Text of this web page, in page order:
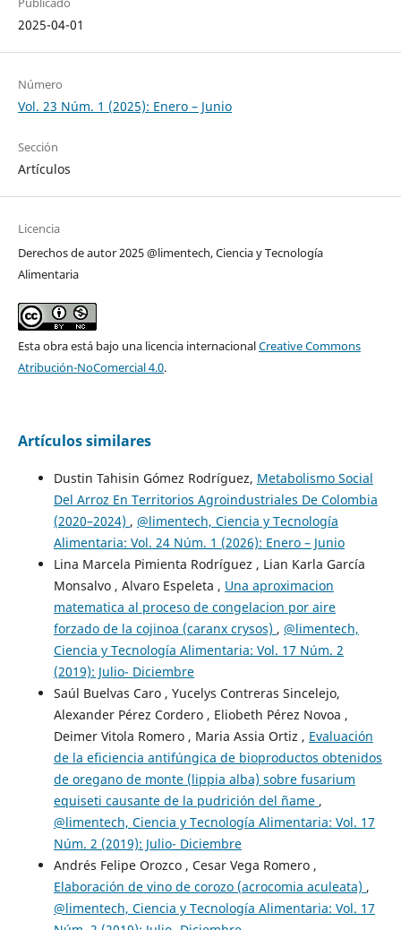
2025-04-01
Número
Vol. 23 Núm. 1 (2025): Enero – Junio
Sección
Artículos
Licencia
Derechos de autor 2025 @limentech, Ciencia y Tecnología
Alimentaria
Esta obra está bajo una licencia internacionalCreative Commons
Atribución-NoComercial 4.0.
Artículos similares
Dustin Tahisin Gómez Rodríguez, Metabolismo Social
Del Arroz En Territorios Agroindustriales De Colombia
(2020–2024) , @limentech, Ciencia y Tecnología
Alimentaria: Vol. 24 Núm. 1 (2026): Enero – Junio
Lina Marcela Pimienta Rodríguez , Lian Karla García
Monsalvo , Alvaro Espeleta , Una aproximacion
matematica al proceso de congelacion por aire
forzado de la cojinoa (caranx crysos) , @limentech,
Ciencia y Tecnología Alimentaria: Vol. 17 Núm. 2
(2019): Julio- Diciembre
Saúl Buelvas Caro , Yucelys Contreras Sincelejo,
Alexander Pérez Cordero , Eliobeth Pérez Novoa ,
Deimer Vitola Romero , Maria Assia Ortiz , Evaluación
de la eficiencia antifúngica de bioproductos obtenidos
de oregano de monte (lippia alba) sobre fusarium
equiseti causante de la pudrición del ñame ,
@limentech, Ciencia y Tecnología Alimentaria: Vol. 17
Núm. 2 (2019): Julio- Diciembre
Andrés Felipe Orozco , Cesar Vega Romero ,
Elaboración de vino de corozo (acrocomia aculeata) ,
@limentech, Ciencia y Tecnología Alimentaria: Vol. 17